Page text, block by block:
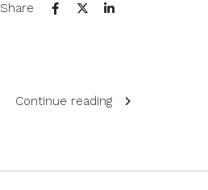
Share
Continue reading